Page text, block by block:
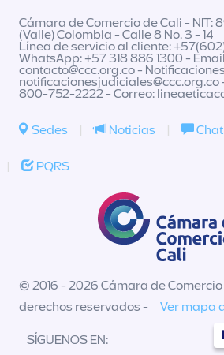
Cámara de Comercio de Cali - NIT:
(Valle) Colombia - Calle 8 No. 3 - 14
Línea de servicio al cliente:
WhatsApp: +57 318 886 1300 -
contacto@ccc.org.co-
notificacionesjudiciales@ccc.org.co
800-752-2222 - Correo:
Sedes | Noticias | Chat
| PQRS
© 2016 - 2026 Cámara de Comercio
derechos reservados -
Ver mapa
SÍGUENOS EN: